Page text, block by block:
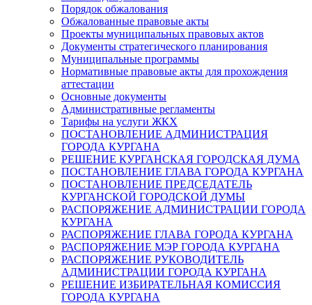
Порядок обжалования
Обжалованные правовые акты
Проекты муниципальных правовых актов
Документы стратегического планирования
Муниципальные программы
Нормативные правовые акты для прохождения
аттестации
Основные документы
Административные регламенты
Тарифы на услуги ЖКХ
ПОСТАНОВЛЕНИЕ АДМИНИСТРАЦИЯ
ГОРОДА КУРГАНА
РЕШЕНИЕ КУРГАНСКАЯ ГОРОДСКАЯ ДУМА
ПОСТАНОВЛЕНИЕ ГЛАВА ГОРОДА КУРГАНА
ПОСТАНОВЛЕНИЕ ПРЕДСЕДАТЕЛЬ
КУРГАНСКОЙ ГОРОДСКОЙ ДУМЫ
РАСПОРЯЖЕНИЕ АДМИНИСТРАЦИИ ГОРОДА
КУРГАНА
РАСПОРЯЖЕНИЕ ГЛАВА ГОРОДА КУРГАНА
РАСПОРЯЖЕНИЕ МЭР ГОРОДА КУРГАНА
РАСПОРЯЖЕНИЕ РУКОВОДИТЕЛЬ
АДМИНИСТРАЦИИ ГОРОДА КУРГАНА
РЕШЕНИЕ ИЗБИРАТЕЛЬНАЯ КОМИССИЯ
ГОРОДА КУРГАНА